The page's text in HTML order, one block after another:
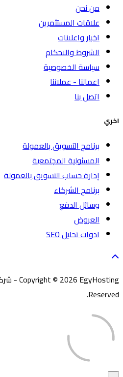
من نحن
علاقات المستثمرين
اخبار واعلانات
الشروط والاحكام
سياسة الخصوصية
اعمالنا - عملائنا
اتصل بنا
اخري
برنامج التسويق بالعمولة
المسئولية المجتمعية
إدارة حساب التسويق بالعمولة
برنامج الشركاء
وسائل الدفع
العروض
ادوات تحليل SEO
Reserved.